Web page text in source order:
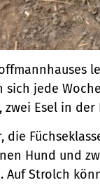
sich jede
Esel in der
Hund und
Auf Strolch